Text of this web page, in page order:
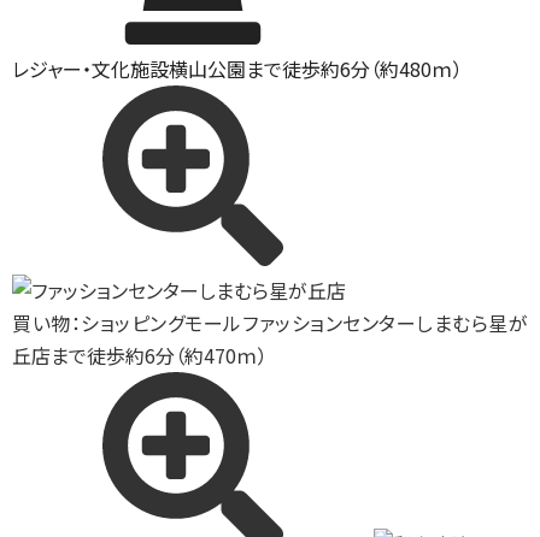
レジャー・文化施設横山公園まで徒歩約6分（約480ｍ）
買い物：ショッピングモールファッションセンターしまむら星が
丘店まで徒歩約6分（約470ｍ）